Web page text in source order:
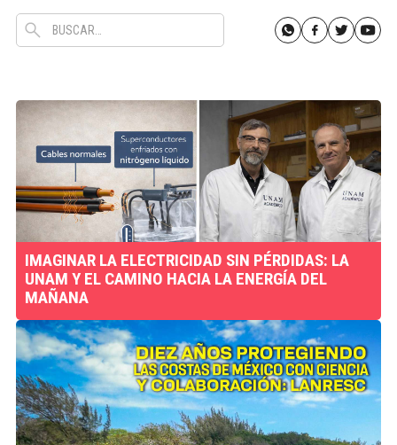
IMAGINAR LA ELECTRICIDAD SIN PÉRDIDAS: LA
UNAM Y EL CAMINO HACIA LA ENERGÍA DEL
MAÑANA